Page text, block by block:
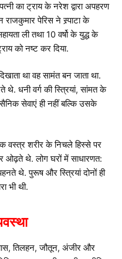
का ट्राय के नरेश द्वारा अपहरण
पेरिस ने स्र्पाटा के
ली तथा 10 वर्षो के युद्ध के
को नष्ट कर दिया.
था वह सामंत बन जाता था.
थे. धनी वर्ग की स्त्रियां, सांमत के
सेवाएं ही नहीं बल्कि उसके
वस्त्र शरीर के निचले हिस्से पर
ओढ़ते थे. लोग घरों में साधारणत:
थे. पुरूष और स्त्रियां दोनों ही
भी थी.
तिलहन, जौतून, अंजीर और